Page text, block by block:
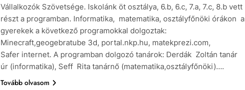
Vállalkozók Szövetsége. Iskolánk öt osztálya, 6.b, 6.c, 7.a, 7.c, 8.b vett
részt a programban. Informatika, matematika, osztályfőnöki órákon a
gyerekek a következő programokkal dolgoztak:
Minecraft,geogebratube 3d, portal.nkp.hu, matekprezi.com,
Safer internet. A programban dolgozó tanárok: Derdák Zoltán tanár
úr (informatika), Seff Rita tanárnő (matematika,osztályfőnöki)….
Tovább olvasom